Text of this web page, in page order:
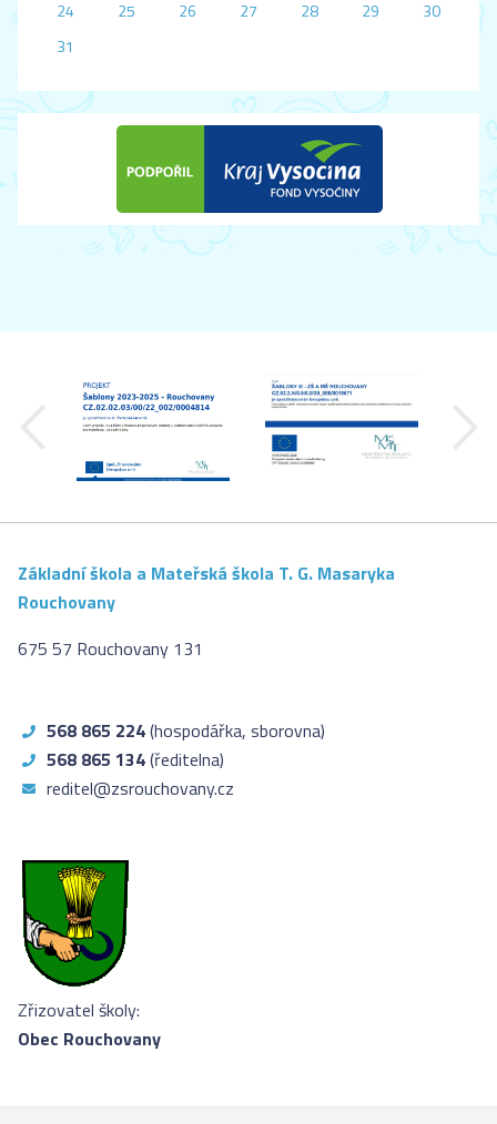
24
25 26 27 28 29
30
31
Základní škola a Mateřská škola T. G. Masaryka
Rouchovany
675 57 Rouchovany 131
568 865 224(hospodářka, sborovna)
568 865 134(ředitelna)
reditel@zsrouchovany.cz
Zřizovatel školy:
Obec Rouchovany